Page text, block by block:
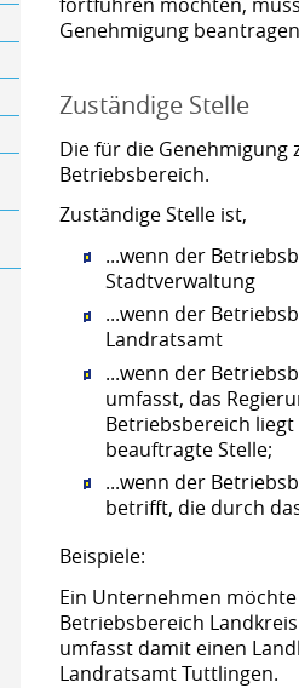
Genehmigung
Zuständige Stelle
Die für die Genehmigung
Betriebsbereich.
Zuständige Stelle ist,
...wenn der
Stadtverwaltung
...wenn der
Landratsamt
...wenn der
umfasst, das
Betriebsbereich
beauftragte Stelle;
...wenn der
betrifft, die durch
Beispiele:
Ein Unternehmen
Betriebsbereich
umfasst damit einen
Landratsamt Tuttlingen.